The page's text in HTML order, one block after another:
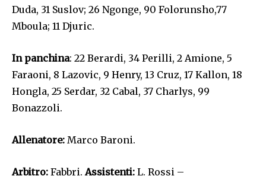
Duda, 31 Suslov; 26 Ngonge, 90 Folorunsho,77
Mboula; 11 Djuric.
In panchina: 22 Berardi, 34 Perilli, 2 Amione, 5
Faraoni, 8 Lazovic, 9 Henry, 13 Cruz, 17 Kallon, 18
Hongla, 25 Serdar, 32 Cabal, 37 Charlys, 99
Bonazzoli.
Allenatore: Marco Baroni.
Arbitro: Fabbri.Assistenti: L. Rossi –